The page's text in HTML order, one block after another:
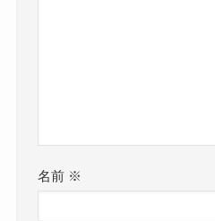
名前 ※